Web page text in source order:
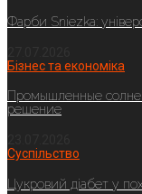
Фарби Sniezka:
Бізнес та економіка
Промышленные
решение
Суспільство
Цукровий діабет у